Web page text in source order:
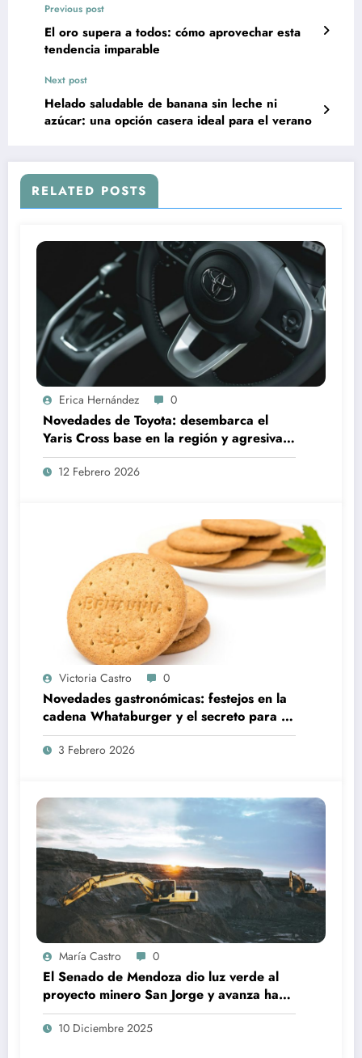
Previous post
El oro supera a todos: cómo aprovechar esta
tendencia imparable
Next post
Helado saludable de banana sin leche ni
azúcar: una opción casera ideal para el verano
RELATED POSTS
Erica Hernández 0
Novedades de Toyota: desembarca el
Yaris Cross base en la región y agresiva
estrategia de precios para sus eléctricos
12 Febrero 2026
Victoria Castro 0
Novedades gastronómicas: festejos en la
cadena Whataburger y el secreto para un
bizcochuelo integral perfecto
3 Febrero 2026
María Castro 0
El Senado de Mendoza dio luz verde al
proyecto minero San Jorge y avanza hacia
su etapa final
10 Diciembre 2025